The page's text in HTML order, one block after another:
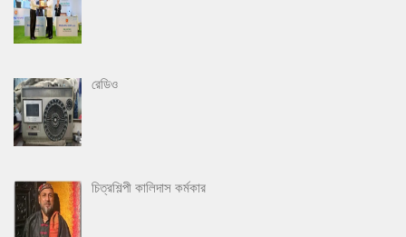
রেডিও
চিত্রশিল্পী কালিদাস কর্মকার